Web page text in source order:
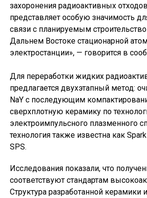
захоронения радиоактивных
представляет особую значимость
связи с планируемым
Дальнем Востоке стационарной
электростанции», — говорится в
Для переработки жидких
предлагается двухэтапный метод:
NaY с последующим
сверхплотную керамику по
электроимпульсного плазменного
технология также известна как
SPS.
Исследования показали, что
соответствуют стандартам
Структура разработанной керамики